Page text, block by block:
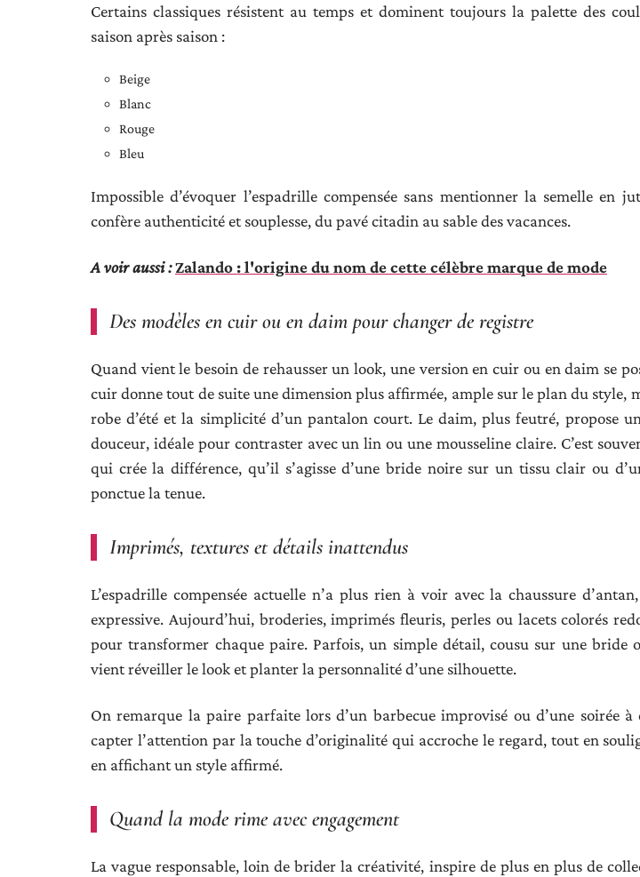
Certains classiques résistent au temps et dominent toujours la palette des
saison après saison :
Beige
Blanc
Rouge
Bleu
Impossible d’évoquer l’espadrille compensée sans mentionner la semelle en
confère authenticité et souplesse, du pavé citadin au sable des vacances.
A voir aussi :Zalando : l'origine du nom de cette célèbre marque de mode
Des modèles en cuir ou en daim pour changer de registre
Quand vient le besoin de rehausser un look, une version en cuir ou en daim se
cuir donne tout de suite une dimension plus affirmée, ample sur le plan du style,
robe d’été et la simplicité d’un pantalon court. Le daim, plus feutré, propose
douceur, idéale pour contraster avec un lin ou une mousseline claire. C’est
qui crée la différence, qu’il s’agisse d’une bride noire sur un tissu clair ou
ponctue la tenue.
Imprimés, textures et détails inattendus
L’espadrille compensée actuelle n’a plus rien à voir avec la chaussure
expressive. Aujourd’hui, broderies, imprimés fleuris, perles ou lacets colorés
pour transformer chaque paire. Parfois, un simple détail, cousu sur une bride
vient réveiller le look et planter la personnalité d’une silhouette.
On remarque la paire parfaite lors d’un barbecue improvisé ou d’une soirée
capter l’attention par la touche d’originalité qui accroche le regard, tout en
en affichant un style affirmé.
Quand la mode rime avec engagement
La vague responsable, loin de brider la créativité, inspire de plus en plus de